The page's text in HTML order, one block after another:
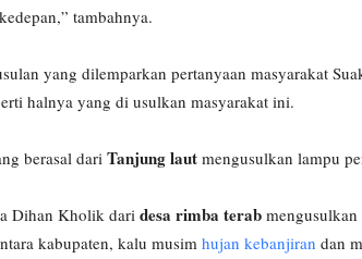
kedepan,” tambahnya.
yang dilemparkan pertanyaan masyarakat
halnya yang di usulkan masyarakat ini.
berasal dari Tanjung laut mengusulkan lampu
Dihan Kholik dari desa rimba terab
kabupaten, kalu musim hujan kebanjiran dan